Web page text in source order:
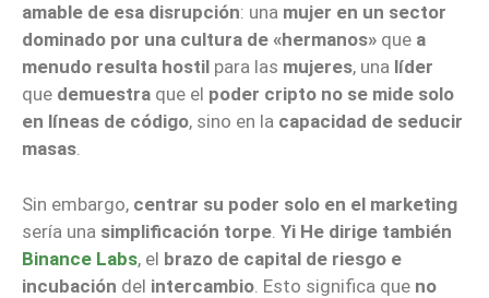
amable de esa disrupción: una mujer en un sector
dominado por una cultura de «hermanos» que a
menudo resulta hostil para las mujeres, una líder
que demuestra que el poder cripto no se mide solo
en líneas de código, sino en la capacidad de seducir
masas.
Sin embargo, centrar su poder solo en el marketing
sería una simplificación torpe Yi He dirige también
Binance Labs, el brazo de capital de riesgo e
incubación del intercambio . Esto significa que no